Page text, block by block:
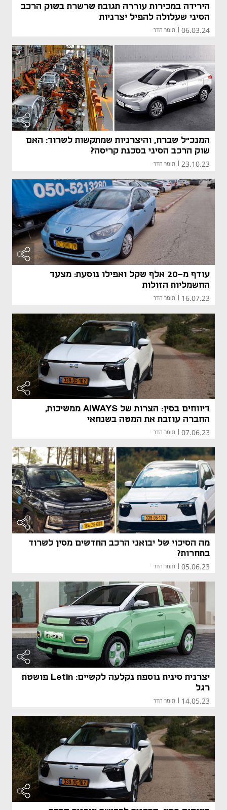
הירידה במכירות עוררה תגובת שרשרת בשוק הרכב
הסיני שעלולה להפיל יצרניות
06.03.24
| תומר הדר
המנכ"ל שברח, והיצרניות שמתקשות לשרוד: האם
שוק הרכב הסיני בסכנת קריסה?
23.10.23 תומר הדר
עודף מ-20 אלף שקל ואפילו נוסעת: מצעד
החשמליות הזולות
16.07.23 תומר הדר
דיווחים בסין: הצרות של AIWAYS ממשיכות,
החברה עוזבת את המטה בשנחאי
07.06.23 תומר הדר
מה הסיכוי של יבואני הרכב החדשים מסין לשרוד
בתחרות?
05.06.23 תומר הדר
יצרנית סינית נוספת נקלעה לקשיים: Letin פושטת
רגל
14.05.23 תומר הדר